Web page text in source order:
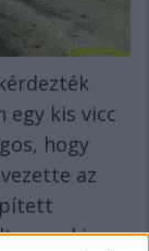
egy kis vicc
hogy
az
neki,